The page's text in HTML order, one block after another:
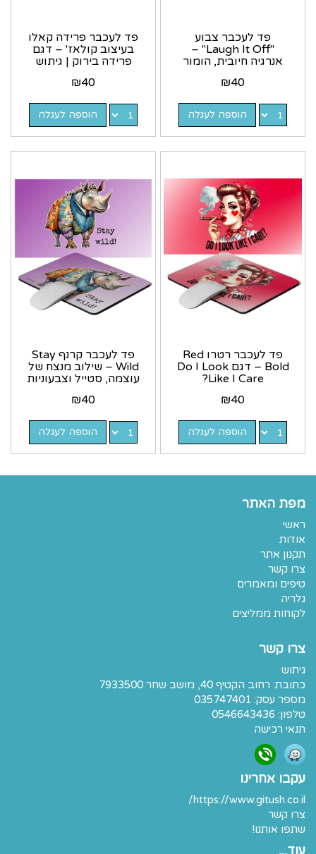
פד לעכבר צבוע
"Laugh It Off" –
אנרגיה חיובית, הומור
גיתוש
₪40
הוספה לעגלה
פד לעכבר פרידה קאלו
בעיצוב קולאז' – דגם
פרידה בירוק | גיתוש
₪40
הוספה לעגלה
פד לעכבר רטרו Red
Bold – דגם Do I Look
Like I Care?
₪40
הוספה לעגלה
פד לעכבר קרנף Stay
Wild – שילוב מנצח של
עוצמה, סטייל וצבעוניות
₪40
הוספה לעגלה
מפת האתר
ראשי
אודות
תקנון אתר
צרו קשר
טיפים ומאמרים
גלריה
לקוחות ממליצים
צרו קשר
גיתוש
כתובת: רחוב הקטיף 40, מושב שחר 7933500
מספר עסק: 035747401
טלפון: 0546643436
תנאי רכישה
עקבו אחרינו
https://www.gitush.co.il/
צרו קשר
שתפו אותנו!
עוד...